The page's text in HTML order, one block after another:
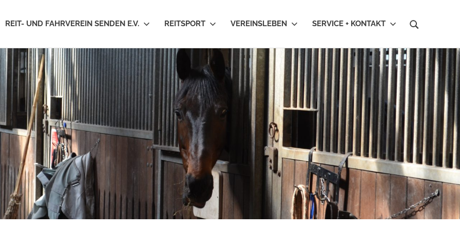
REIT- UND FAHRVEREIN SENDEN E.V. REITSPORT VEREINSLEBEN SERVICE + KONTAKT